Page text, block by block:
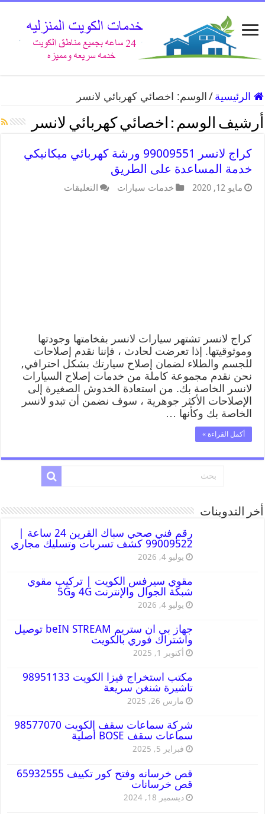
الرئيسية / الوسم: اخصائي كهربائي لانسر
أرشيف الوسم : اخصائي كهربائي لانسر
كراج لانسر 99009551 ورشة كهربائي ميكانيكي
خدمة المساعدة على الطريق
مايو 12, 2020 خدمات سيارات التعليقات
كراج لانسر تشتهر سيارات لانسر بفخامتها وجودتها
وموثوقيتها. إذا تعرضت لحادث ، فإننا نقدم إصلاحات
للجسم والطلاء لضمان إصلاح سيارتك بشكل احترافي,
نحن نقدم مجموعة كاملة من خدمات إصلاح السيارات
لانسر الخاصة بك. من استعادة الخدوش الصغيرة إلى
الإصلاحات الأكثر جوهرية ، سوف نضمن أن تبدو لانسر
الخاصة بك وكأنها …
أكمل القراءة »
أخر التدوينات
رقم فني صحي سباك القرين 24 ساعة |
99009522 كشف تسربات وتسليك مجاري
يوليو 4, 2026
مقوي سيرفس الكويت | تركيب مقوي
شبكة الجوال والإنترنت 4G و5G
يوليو 4, 2026
جهاز بي ان ستريم beIN STREAM توصيل
واشتراك فوري بالكويت
أكتوبر 1, 2025
مكتب استخراج فيزا الكويت 98951133
تاشيرة شنغن سريعة
مارس 26, 2025
شركة سماعات سقف الكويت 98577070
سماعات سقف BOSE أصلية
فبراير 5, 2025
قص خرسانه وفتح كور تكييف 65932555
قص خرسانات
ديسمبر 18, 2024